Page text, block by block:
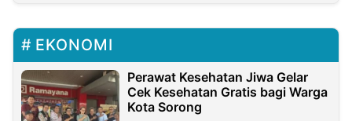
EKONOMI
Perawat Kesehatan Jiwa Gelar
Cek Kesehatan Gratis bagi Warga
Kota Sorong